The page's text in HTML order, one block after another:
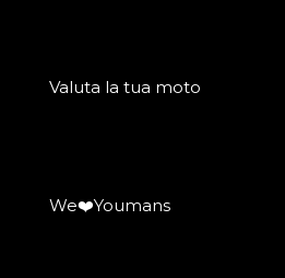
Valuta la tua moto
We❤️Youmans